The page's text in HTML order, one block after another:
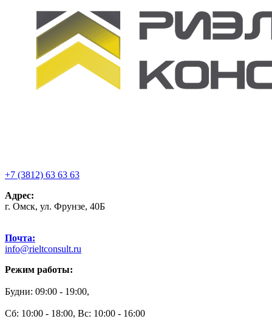
+7 (3812) 63 63 63
Адрес:
г. Омск, ул. Фрунзе, 40Б
Почта:
info@rieltconsult.ru
Режим работы:
Будни: 09:00 - 19:00,
Сб: 10:00 - 18:00, Вс: 10:00 - 16:00